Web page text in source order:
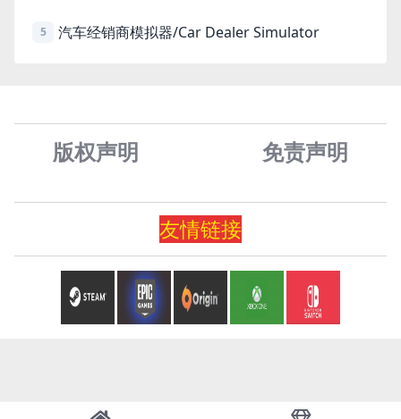
5 汽车经销商模拟器/Car Dealer Simulator
版权声明 免责声明
友情链接